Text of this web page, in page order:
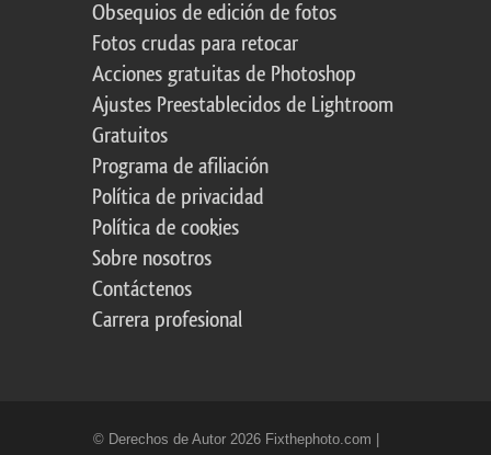
Obsequios de edición de fotos
Fotos crudas para retocar
Acciones gratuitas de Photoshop
Ajustes Preestablecidos de Lightroom
Gratuitos
Programa de afiliación
Política de privacidad
Política de cookies
Sobre nosotros
Contáctenos
Carrera profesional
© Derechos de Autor 2026 Fixthephoto.com |